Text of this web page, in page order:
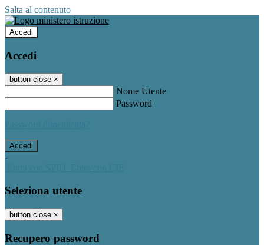
Salta al contenuto
Accedi
Accedi
button close ×
Nome Utente
Password
-
Seleziona utente
button close ×
Recupero password